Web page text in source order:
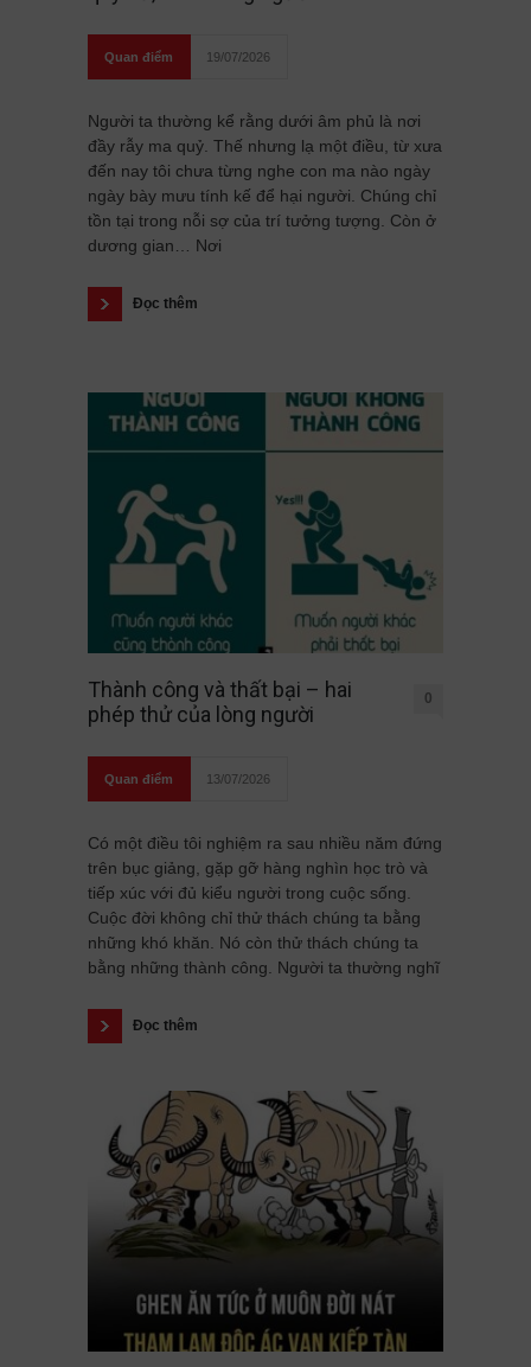
Quan điểm 19/07/2026
Người ta thường kể rằng dưới âm phủ là nơi
đầy rẫy ma quỷ. Thế nhưng lạ một điều, từ xưa
đến nay tôi chưa từng nghe con ma nào ngày
ngày bày mưu tính kế để hại người. Chúng chỉ
tồn tại trong nỗi sợ của trí tưởng tượng. Còn ở
dương gian… Nơi
Đọc thêm
Thành công và thất bại – hai
phép thử của lòng người
0
Quan điểm 13/07/2026
Có một điều tôi nghiệm ra sau nhiều năm đứng
trên bục giảng, gặp gỡ hàng nghìn học trò và
tiếp xúc với đủ kiểu người trong cuộc sống.
Cuộc đời không chỉ thử thách chúng ta bằng
những khó khăn. Nó còn thử thách chúng ta
bằng những thành công. Người ta thường nghĩ
Đọc thêm